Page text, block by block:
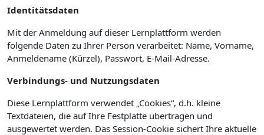
Identitätsdaten
Mit der Anmeldung auf dieser Lernplattform werden
folgende Daten zu Ihrer Person verarbeitet: Name, Vorname,
Anmeldename (Kürzel), Passwort, E-Mail-Adresse.
Verbindungs- und Nutzungsdaten
Diese Lernplattform verwendet „Cookies“, d.h. kleine
Textdateien, die auf Ihre Festplatte übertragen und
ausgewertet werden. Das Session-Cookie sichert Ihre aktuelle